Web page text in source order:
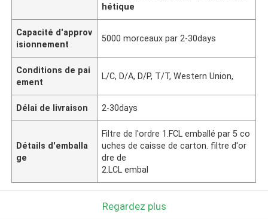
hétique
Capacité d'approv
isionnement
5000 morceaux par 2-30days
Conditions de pai
ement
L/C, D/A, D/P, T/T, Western Union,
Délai de livraison 2-30days
Détails d'emballa
ge
Filtre de l'ordre 1.FCL emballé par 5 co
uches de caisse de carton. filtre d'or
dre de
2.LCL embal
Regardez plus